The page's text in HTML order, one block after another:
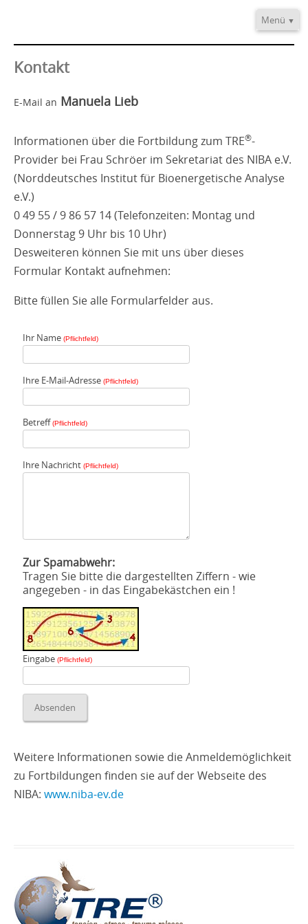
Fortbildung
Menü
Kontakt
E-Mail an Manuela Lieb
Informationen über die Fortbildung zum TRE®-
Provider bei Frau Schröer im Sekretariat des NIBA e.V.
(Norddeutsches Institut für Bioenergetische Analyse
e.V.)
0 49 55 / 9 86 57 14 (Telefonzeiten: Montag und
Donnerstag 9 Uhr bis 10 Uhr)
Desweiteren können Sie mit uns über dieses
Formular Kontakt aufnehmen:
Bitte füllen Sie alle Formularfelder aus.
Ihr Name (Pflichtfeld)
Ihre E-Mail-Adresse (Pflichtfeld)
Betreff(Pflichtfeld)
Ihre Nachricht (Pflichtfeld)
Zur Spamabwehr:
Tragen Sie bitte die dargestellten Ziffern - wie
angegeben - in das Eingabekästchen ein !
Eingabe (Pflichtfeld)
Weitere Informationen sowie die Anmeldemöglichkeit
zu Fortbildungen finden sie auf der Webseite des
NIBA: www.niba‑ev.de